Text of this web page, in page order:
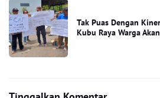
Tak Puas Dengan
Kubu Raya Warga